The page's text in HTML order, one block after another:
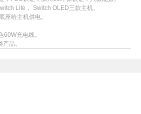
Lite， Switch OLED三款主机。
座给主机供电。
60W充电线。
品。